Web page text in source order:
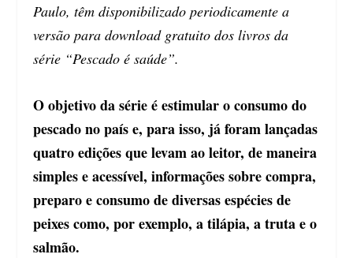
Paulo, têm disponibilizado periodicamente a
versão para download gratuito dos livros da
série “Pescado é saúde”.
O objetivo da série é estimular o consumo do
pescado no país e, para isso, já foram lançadas
quatro edições que levam ao leitor, de maneira
simples e acessível, informações sobre compra,
preparo e consumo de diversas espécies de
peixes como, por exemplo, a tilápia, a truta e o
salmão.